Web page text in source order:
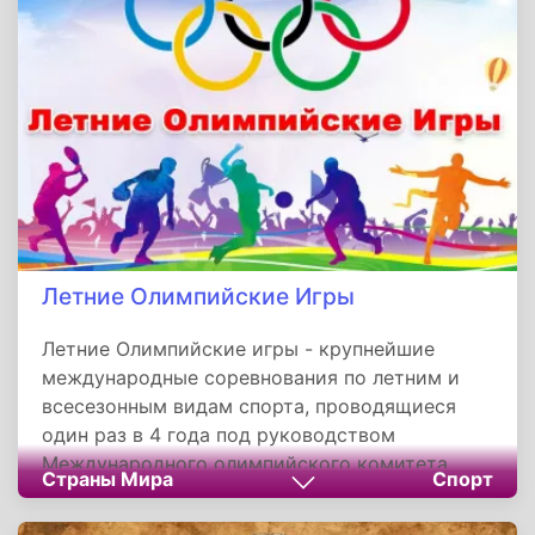
собаку на какое-то время, чтобы
скорректировать агрессию или отучить
подбирать мусор на улице. Но это лишь старт.
Он задаст вектор, а развивать модель
поведения придется вам — в будничных
прогулках, дома, в моменты стресса или
радости. Без вашего участия даже идеальный
навык растворится, как след на песке.
Летние Олимпийские Игры
Летние Олимпийские игры - крупнейшие
международные соревнования по летним и
всесезонным видам спорта, проводящиеся
один раз в 4 года под руководством
Международного олимпийского комитета.
Традиция, проводить спортивные
соревнования была еще в Древней Греции.
Страны Мира Спорт